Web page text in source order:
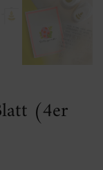
(4er